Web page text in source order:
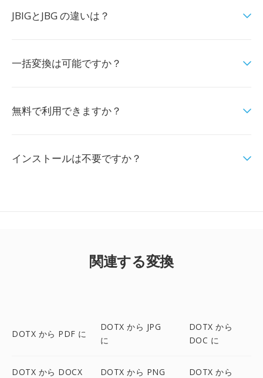
JBIGとJBG の違いは？
一括変換は可能ですか？
無料で利用できますか？
インストールは不要ですか？
関連する変換
DOTX から PDF に
DOTX から JPG
に
DOTX から
DOC に
DOTX から DOCX
DOTX から PNG
DOTX から